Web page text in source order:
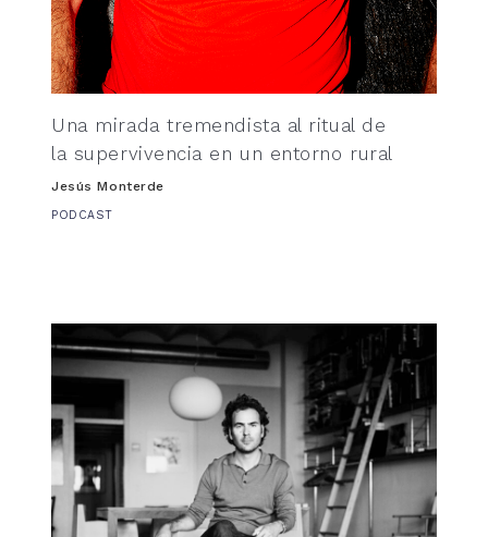
Una mirada tremendista al ritual de
la supervivencia en un entorno rural
Jesús Monterde
PODCAST